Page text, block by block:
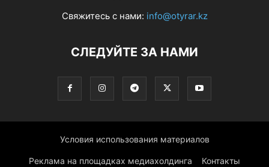
Свяжитесь с нами: info@otyrar.kz
СЛЕДУЙТЕ ЗА НАМИ
Условия использования материалов
Реклама на площадках медиахолдинга Контакты